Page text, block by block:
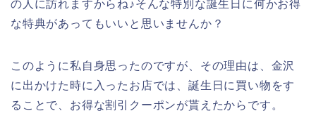
の人に訪れますからね♪そんな特別な誕生日に何かお得
な特典があってもいいと思いませんか？
このように私自身思ったのですが、その理由は、金沢
に出かけた時に入ったお店では、誕生日に買い物をす
ることで、お得な割引クーポンが貰えたからです。